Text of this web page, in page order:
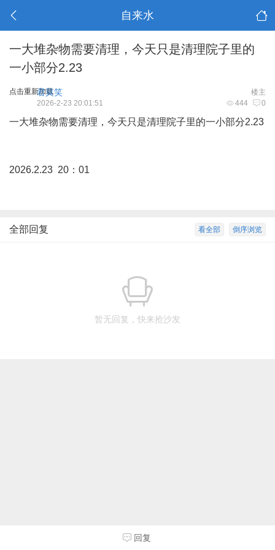
自来水
一大堆杂物需要清理，今天只是清理院子里的
一小部分2.23
点击重新加载 楼主
君莫笑
444 0
2026-2-23 20:01:51
一大堆杂物需要清理，今天只是清理院子里的一小部分2.23
2026.2.23 20：01
倒序浏览
看全部
全部回复
暂无回复，快来抢沙发
回复